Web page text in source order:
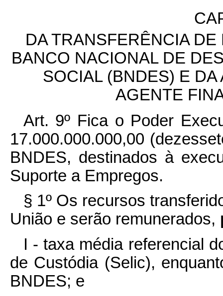
DA TRANSFERÊNCIA
BANCO NACIONAL DE
SOCIAL (BNDES) E
AGENTE
Art. 9º Fica o Poder
17.000.000.000,00
BNDES, destinados à
Suporte a Empregos.
§ 1º Os recursos
União e serão remunerados,
I - taxa média referencial
de Custódia (Selic),
BNDES; e